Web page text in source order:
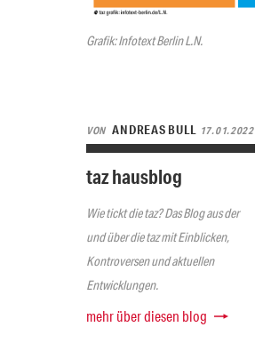
Grafik: Infotext Berlin L.N.
VON ANDREAS BULL 17.01.2022
taz hausblog
Wie tickt die taz? Das Blog aus der
und über die taz mit Einblicken,
Kontroversen und aktuellen
Entwicklungen.
mehr über diesen blog